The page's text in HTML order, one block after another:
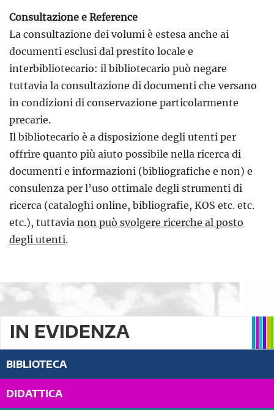
Consultazione e Reference
La consultazione dei volumi è estesa anche ai
documenti esclusi dal prestito locale e
interbibliotecario: il bibliotecario può negare
tuttavia la consultazione di documenti che versano
in condizioni di conservazione particolarmente
precarie.
Il bibliotecario è a disposizione degli utenti per
offrire quanto più aiuto possibile nella ricerca di
documenti e informazioni (bibliografiche e non) e
consulenza per l’uso ottimale degli strumenti di
ricerca (cataloghi online, bibliografie, KOS etc. etc.
etc.), tuttavia non può svolgere ricerche al posto
degli utenti.
IN EVIDENZA
BIBLIOTECA
DIDATTICA